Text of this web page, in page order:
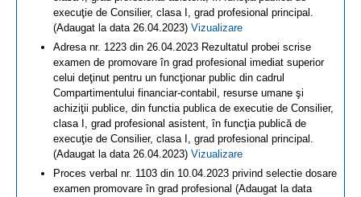
execuţie de Consilier, clasa I, grad profesional principal.
(Adaugat la data 26.04.2023) Vizualizare
Adresa nr. 1223 din 26.04.2023 Rezultatul probei scrise
examen de promovare în grad profesional imediat superior
celui deţinut pentru un funcţionar public din cadrul
Compartimentului financiar-contabil, resurse umane şi
achiziţii publice, din functia publica de executie de Consilier,
clasa I, grad profesional asistent, în funcţia publică de
execuţie de Consilier, clasa I, grad profesional principal.
(Adaugat la data 26.04.2023) Vizualizare
Proces verbal nr. 1103 din 10.04.2023 privind selectie dosare
examen promovare în grad profesional (Adaugat la data